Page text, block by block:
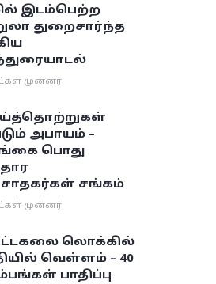
இடம்பெற்ற
துறைசார்ந்த
முன்னர்
அபாயம் –
பொது
சங்கம்
முன்னர்
லொக்கில்
வெள்ளம் – 40
பாதிப்பு